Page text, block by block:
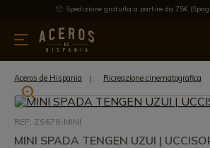
Spedizione gratuita a partire da 75€
cucina Offre Ultime notizie
Aceros de Hispania Ricreazione cinematografica
REF: ZS678-MINI
MINI SPADA TENGEN UZUI |